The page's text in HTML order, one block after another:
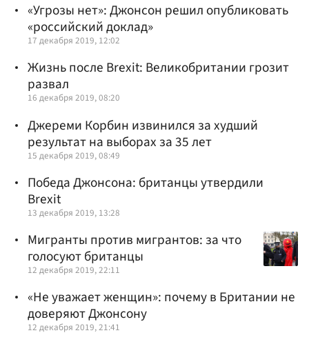
«Угрозы нет»: Джонсон решил опубликовать
«российский доклад»
17 декабря 2019, 12:02
Жизнь после Brexit: Великобритании грозит
развал
16 декабря 2019, 08:20
Джереми Корбин извинился за худший
результат на выборах за 35 лет
15 декабря 2019, 08:49
Победа Джонсона: британцы утвердили
Brexit
13 декабря 2019, 13:28
Мигранты против мигрантов: за что
голосуют британцы
12 декабря 2019, 22:11
«Не уважает женщин»: почему в Британии не
доверяют Джонсону
12 декабря 2019, 21:41